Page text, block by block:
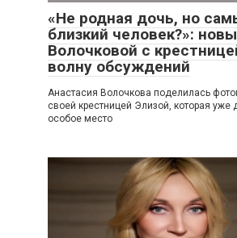
«Не родная дочь, но
близкий человек?»:
Волочковой с
волну обсуждений
Анастасия Волочкова поделилась
своей крестницей Элизой, которая уже
особое место